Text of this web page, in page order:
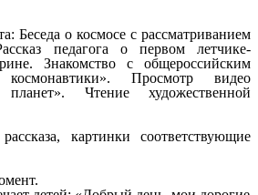
Беседа о космосе с рассматриванием
педагога о первом летчике-
Знакомство с общероссийским
Просмотр видео
Чтение художественной
картинки соответствующие